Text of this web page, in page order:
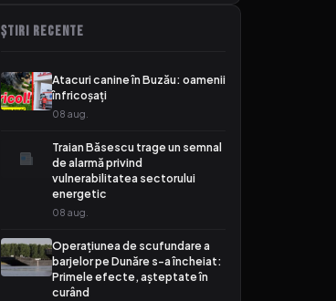
ȘTIRI RECENTE
Atacuri canine în Buzău: oamenii
înfricoșați
08 aug.
Traian Băsescu trage un semnal
de alarmă privind
vulnerabilitatea sectorului
energetic
08 aug.
Operațiunea de scufundare a
barjelor pe Dunăre s-a încheiat:
Primele efecte, așteptate în
curând